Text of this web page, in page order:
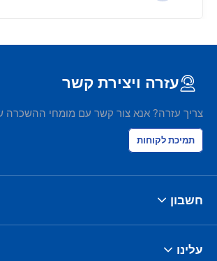
עזרה ויצירת קשר
צריך עזרה? אנא צור קשר עם מומחי ההשכרה
תמיכת לקוחות
חשבון
עלינו